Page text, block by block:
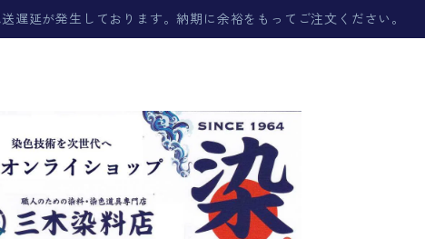
遅延が発生しております。納期に余裕をもってご注文ください。